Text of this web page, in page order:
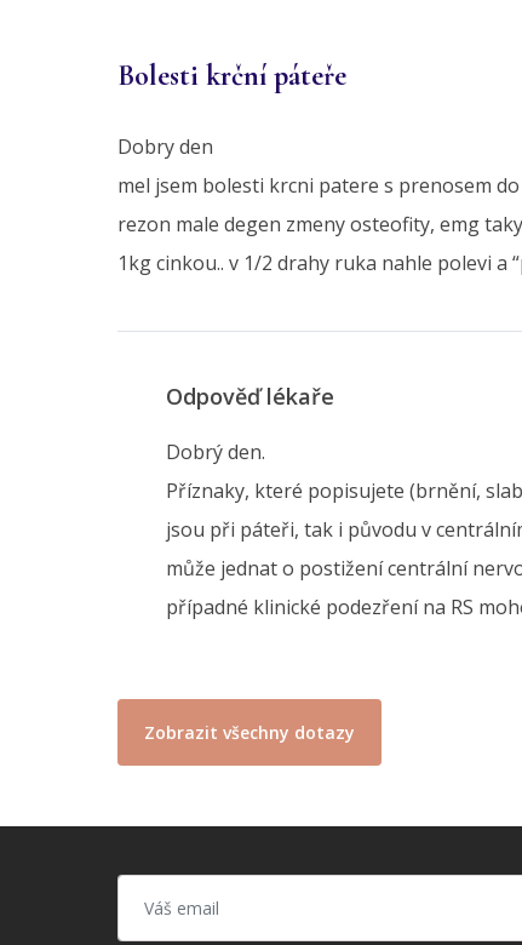
Bolesti krční páteře
Dobry den
mel jsem bolesti krcni patere s prenosem
rezon male degen zmeny osteofity, emg
1kg cinkou.. v 1/2 drahy ruka nahle polevi a
Odpověď lékaře
Dobrý den.
Příznaky, které popisujete (brnění,
jsou při páteři, tak i původu v
může jednat o postižení centrální
případné klinické podezření na RS
Zobrazit všechny dotazy